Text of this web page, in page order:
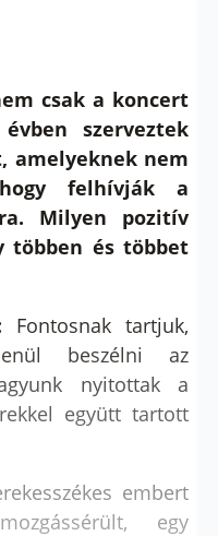
csak a koncert
szerveztek
amelyeknek nem
felhívják a
Milyen pozitív
többen és többet
Fontosnak tartjuk,
beszélni az
nyitottak a
együtt tartott
embert
egy